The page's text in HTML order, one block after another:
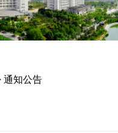
通知公告